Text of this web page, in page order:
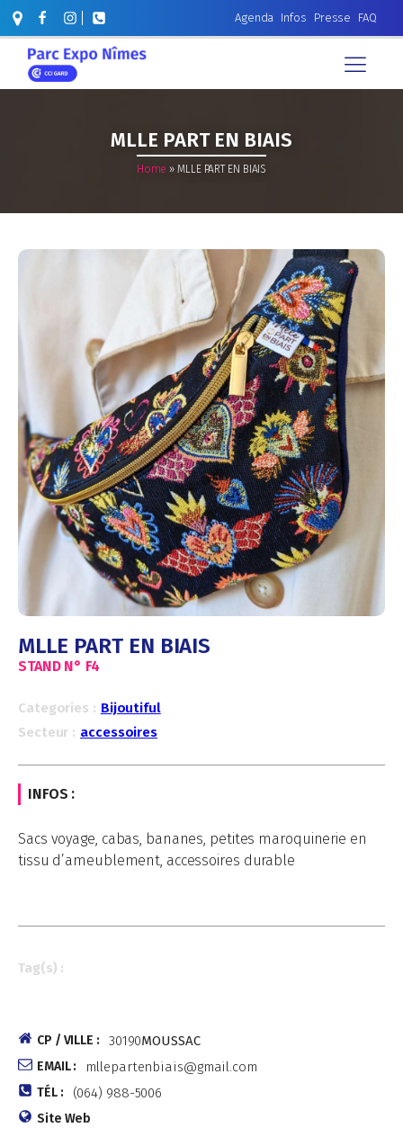
Agenda Infos Presse FAQ
MLLE PART EN BIAIS
Home »MLLE PART EN BIAIS
MLLE PART EN BIAIS
STAND N° F4
Categories : Bijoutiful
Secteur : accessoires
INFOS :
Sacs voyage, cabas, bananes, petites maroquinerie en
tissu d’ameublement, accessoires durable
Tag(s) :
CP / VILLE : 30190MOUSSAC
EMAIL : mllepartenbiais@gmail.com
TÉL : (064) 988-5006
Site Web